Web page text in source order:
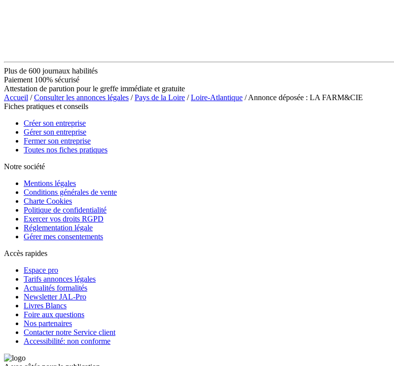
Plus de 600 journaux habilités
Paiement 100% sécurisé
Attestation de parution pour le greffe immédiate et gratuite
Accueil /Consulter les annonces légales /Pays de la Loire /Loire-Atlantique / Annonce déposée : LA FARM&CIE
Fiches pratiques et conseils
Créer son entreprise
Gérer son entreprise
Fermer son entreprise
Toutes nos fiches pratiques
Notre société
Mentions légales
Conditions générales de vente
Charte Cookies
Politique de confidentialité
Exercer vos droits RGPD
Réglementation légale
Gérer mes consentements
Accès rapides
Espace pro
Tarifs annonces légales
Actualités formalités
Newsletter JAL-Pro
Livres Blancs
Foire aux questions
Nos partenaires
Contacter notre Service client
Accessibilité: non conforme